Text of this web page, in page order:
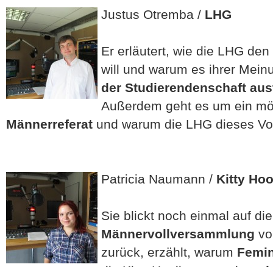
Justus Otremba / LHG
Er erläutert, wie die LHG den
will und warum es ihrer
der Studierendenschaft
Außerdem geht es um ein
Männerreferat und warum die LHG dieses
Patricia Naumann / Kitty
Sie blickt noch einmal auf
Männervollversammlung
zurück, erzählt, warum